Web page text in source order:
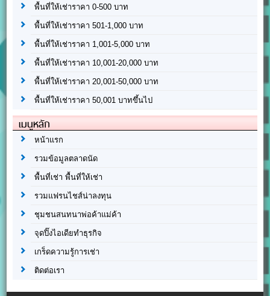
พื้นที่ให้เช่าราคา 0-500 บาท
พื้นที่ให้เช่าราคา 501-1,000 บาท
พื้นที่ให้เช่าราคา 1,001-5,000 บาท
พื้นที่ให้เช่าราคา 10,001-20,000 บาท
พื้นที่ให้เช่าราคา 20,001-50,000 บาท
พื้นที่ให้เช่าราคา 50,001 บาทขึ้นไป
เมนูหลัก
หน้าแรก
รวมข้อมูลตลาดนัด
พื้นที่เช่า พื้นที่ให้เช่า
รวมแฟรนไชส์น่าลงทุน
ชุมชนสนทนาพ่อค้าแม่ค้า
จุดปิ๊งไอเดียทำธุรกิจ
เกร็ดความรู้การเช่า
ติดต่อเรา